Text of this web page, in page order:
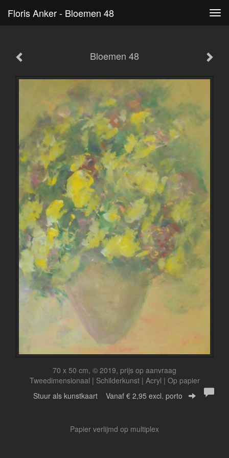
Floris Anker - Bloemen 48
Bloemen 48
70 x 50 cm, © 2019, prijs op aanvraag
Tweedimensionaal | Schilderkunst | Acryl | Op papier
Stuur als kunstkaart Vanaf € 2,95 excl. porto
Papier verlijmd op multiplex